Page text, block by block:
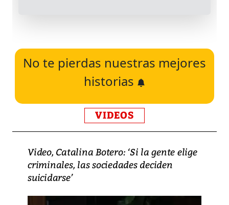
No te pierdas nuestras mejores
historias
VIDEOS
Video, Catalina Botero: ‘Si la gente elige
criminales, las sociedades deciden
suicidarse’